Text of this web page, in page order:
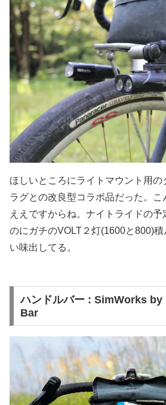
ほしいところにライトマウント用
ラグとの改良型コラボ品だった。こ
ええですからね。ナイトライドの
のにガチのVOLT２灯(1600と800)
い味出してる。
ハンドルバー : SimWorks by
Bar